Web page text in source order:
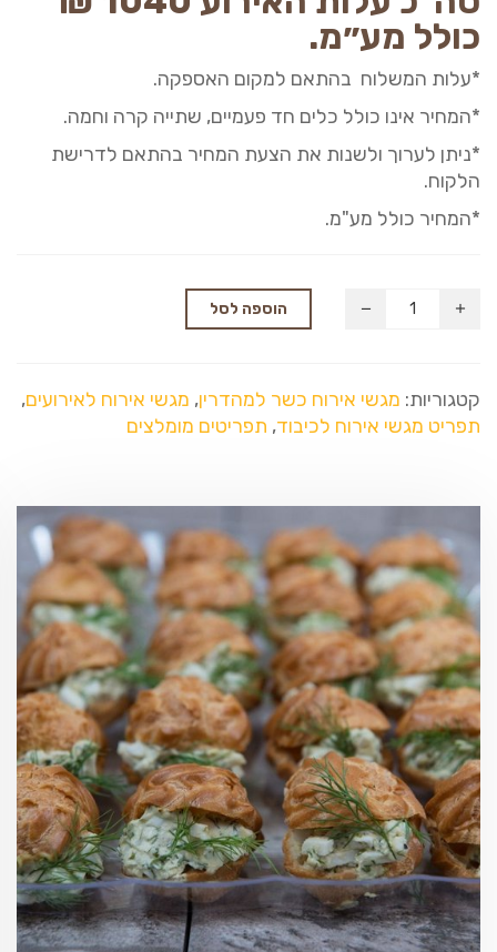
כולל מע״מ.
*עלות המשלוח בהתאם למקום האספקה.
*המחיר אינו כולל כלים חד פעמיים, שתייה קרה וחמה.
*ניתן לערוך ולשנות את הצעת המחיר בהתאם לדרישת
הלקוח.
*המחיר כולל מע"מ.
הוספה לסל
קטגוריות: מגשי אירוח כשר למהדרין, מגשי אירוח לאירועים,
תפריט מגשי אירוח לכיבוד, תפריטים מומלצים